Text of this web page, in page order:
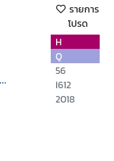
รายการ
โปรด
H
Q
56
I612
2018